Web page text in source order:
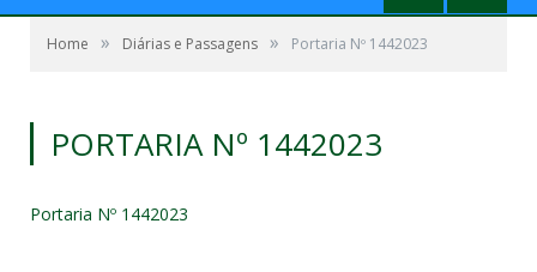
Home » Diárias e Passagens » Portaria Nº 1442023
PORTARIA Nº 1442023
Portaria Nº 1442023